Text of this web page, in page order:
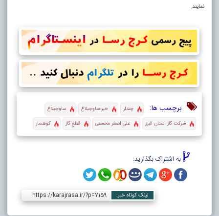
نمایند.
برچسب ها: چندار خبر ساوجبلاغ
ساوجبلاغ
شرکت گاز استان البرز
علی اصغر محسنی قطع گاز کوهسار
به اشتراک بگذارید:
لینک کوتاه خبر: https://karajrasa.ir/?p=7159